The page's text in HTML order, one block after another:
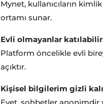
Mynet, kullanıcıların
ortamı sunar.
Evli olmayanlar
Platform öncelikle evli
açıktır.
Kişisel bilgilerim gizli